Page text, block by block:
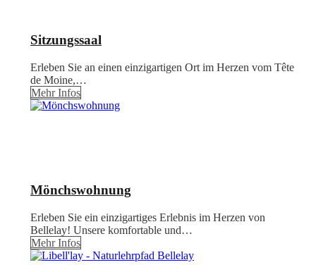
Sitzungssaal
Erleben Sie an einen einzigartigen Ort im Herzen vom Tête
de Moine,…
Mehr Infos
Mönchswohnung
Erleben Sie ein einzigartiges Erlebnis im Herzen von
Bellelay! Unsere komfortable und…
Mehr Infos